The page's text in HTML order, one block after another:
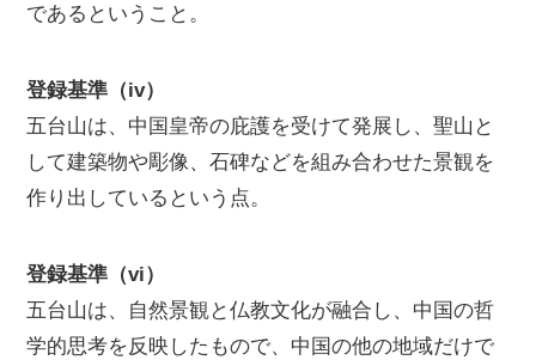
であるということ。
登録基準（iv）
五台山は、中国皇帝の庇護を受けて発展し、聖山と
して建築物や彫像、石碑などを組み合わせた景観を
作り出しているという点。
登録基準（vi）
五台山は、自然景観と仏教文化が融合し、中国の哲
学的思考を反映したもので、中国の他の地域だけで